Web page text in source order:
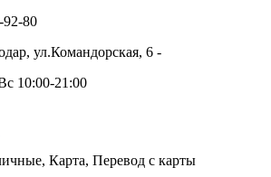
92-80
ул.Командорская, 6 -
10:00-21:00
Карта, Перевод с карты